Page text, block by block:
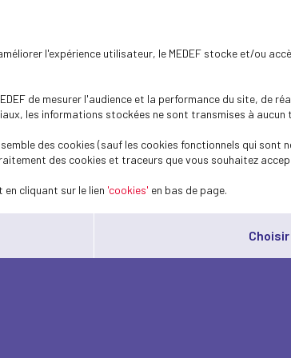
l'expérience utilisateur, le MEDEF stocke et/ou
de mesurer l'audience et la performance du site, de
les informations stockées ne sont transmises à
des cookies (sauf les cookies fonctionnels qui
des cookies et traceurs que vous souhaitez
cliquant sur le lien 'cookies' en bas de page.
Choisir